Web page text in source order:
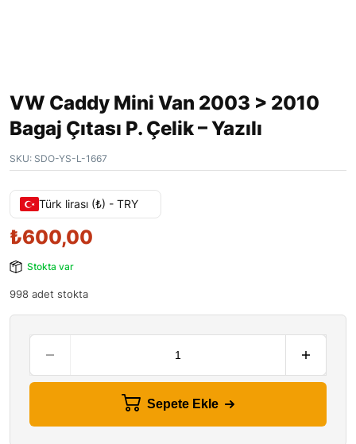
VW Caddy Mini Van 2003 > 2010
Bagaj Çıtası P. Çelik – Yazılı
SKU: SDO-YS-L-1667
Türk lirası (₺) - TRY
₺600,00
Stokta var
998 adet stokta
Sepete Ekle